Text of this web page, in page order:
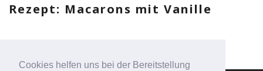
Cookies helfen uns bei der Bereitstellung
Rezept: Macarons mit Vanille